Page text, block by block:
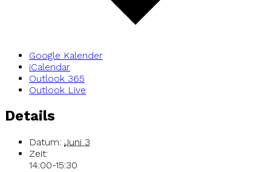
Google Kalender
iCalendar
Outlook 365
Outlook Live
Details
Datum: Juni 3
Zeit:
14:00-15:30